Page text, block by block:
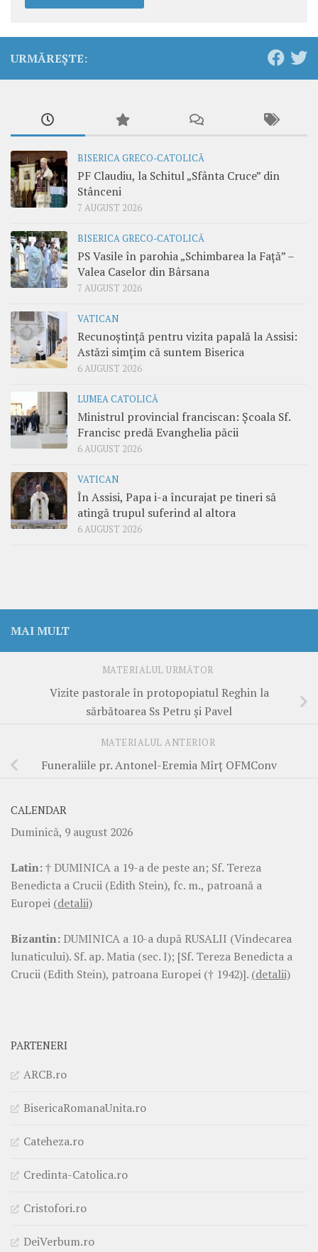
URMĂREȘTE:
BISERICA GRECO-CATOLICĂ
PF Claudiu, la Schitul „Sfânta Cruce” din
Stânceni
7 AUGUST 2026
BISERICA GRECO-CATOLICĂ
PS Vasile în parohia „Schimbarea la Față” –
Valea Caselor din Bârsana
7 AUGUST 2026
VATICAN
Recunoștință pentru vizita papală la Assisi:
Astăzi simțim că suntem Biserica
6 AUGUST 2026
LUMEA CATOLICĂ
Ministrul provincial franciscan: Școala Sf.
Francisc predă Evanghelia păcii
6 AUGUST 2026
VATICAN
În Assisi, Papa i-a încurajat pe tineri să
atingă trupul suferind al altora
6 AUGUST 2026
MAI MULT
MATERIALUL URMĂTOR
Vizite pastorale în protopopiatul Reghin la
sărbătoarea Ss Petru și Pavel
MATERIALUL ANTERIOR
Funeraliile pr. Antonel-Eremia Mîrț OFMConv
CALENDAR
Duminică, 9 august 2026
Latin:† DUMINICA a 19-a de peste an; Sf. Tereza
Benedicta a Crucii (Edith Stein), fc. m., patroană a
Europei (detalii)
Bizantin: DUMINICA a 10-a după RUSALII (Vindecarea
lunaticului). Sf. ap. Matia (sec. I); [Sf. Tereza Benedicta a
Crucii (Edith Stein), patroana Europei († 1942)]. (detalii)
PARTENERI
ARCB.ro
BisericaRomanaUnita.ro
Cateheza.ro
Credinta-Catolica.ro
Cristofori.ro
DeiVerbum.ro